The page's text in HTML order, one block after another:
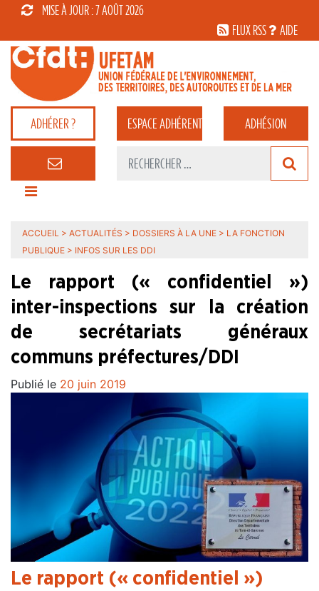
MISE À JOUR : 7 AOÛT 2026
FLUX RSS
AIDE
ADHÉRER ? ESPACEADHÉRENT ADHÉSION
ACCUEIL > ACTUALITÉS > DOSSIERS À LA UNE > LA FONCTION
PUBLIQUE > INFOS SUR LES DDI
Le rapport (« confidentiel »)
inter-inspections sur la création
de secrétariats généraux
communs préfectures/DDI
Publié le 20 juin 2019
Le rapport (« confidentiel »)